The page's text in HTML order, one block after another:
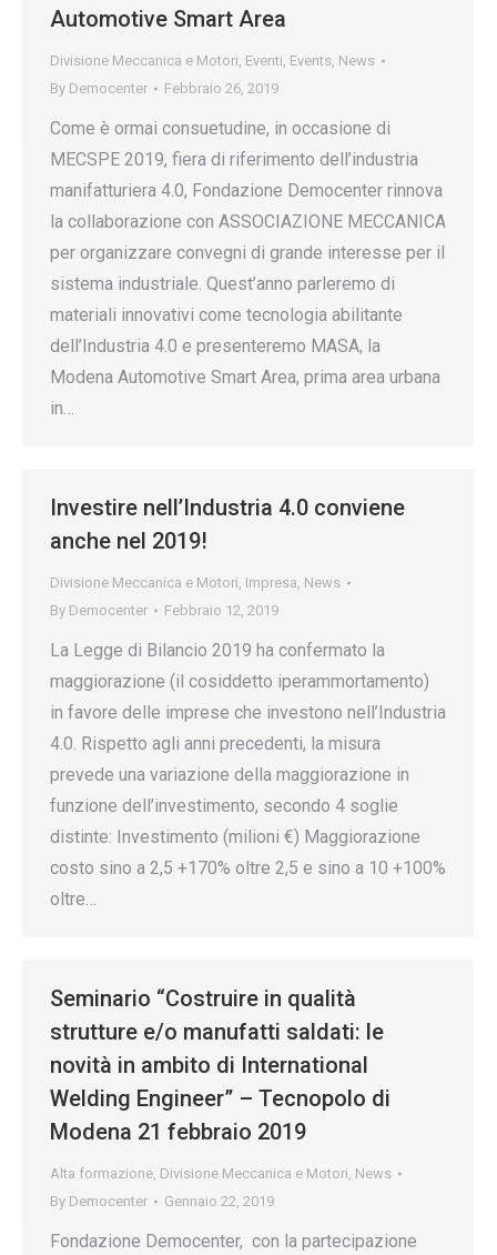
Automotive Smart Area
Divisione Meccanica e Motori, Eventi, Events, News
By Democenter Febbraio 26, 2019
Come è ormai consuetudine, in occasione di
MECSPE 2019, fiera di riferimento dell’industria
manifatturiera 4.0, Fondazione Democenter rinnova
la collaborazione con ASSOCIAZIONE MECCANICA
per organizzare convegni di grande interesse per il
sistema industriale. Quest’anno parleremo di
materiali innovativi come tecnologia abilitante
dell’Industria 4.0 e presenteremo MASA, la
Modena Automotive Smart Area, prima area urbana
in…
Investire nell’Industria 4.0 conviene
anche nel 2019!
Divisione Meccanica e Motori, Impresa, News
By Democenter Febbraio 12, 2019
La Legge di Bilancio 2019 ha confermato la
maggiorazione (il cosiddetto iperammortamento)
in favore delle imprese che investono nell’Industria
4.0. Rispetto agli anni precedenti, la misura
prevede una variazione della maggiorazione in
funzione dell’investimento, secondo 4 soglie
distinte: Investimento (milioni €) Maggiorazione
costo sino a 2,5 +170% oltre 2,5 e sino a 10 +100%
oltre…
Seminario “Costruire in qualità
strutture e/o manufatti saldati: le
novità in ambito di International
Welding Engineer” – Tecnopolo di
Modena 21 febbraio 2019
Alta formazione, Divisione Meccanica e Motori, News
By Democenter Gennaio 22, 2019
Fondazione Democenter, con la partecipazione